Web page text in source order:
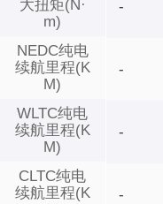
大扭矩(N·
m)
NEDC纯电
续航里程(K
M)
WLTC纯电
续航里程(K
M)
CLTC纯电
续航里程(K
-
-
-
-